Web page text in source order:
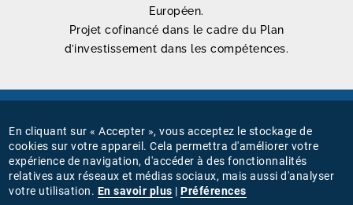
Européen.
Projet cofinancé dans le cadre du Plan
d’investissement dans les compétences.
MENU
PIED
Mentions légales
Connexion
Gestion des cookies
En cliquant sur « Accepter », vous acceptez le stockage de
cookies sur votre appareil. Cela permettra d'améliorer votre
expérience de navigation, d'accéder à des fonctionnalités
relatives aux réseaux et médias sociaux, mais aussi d'analyser
votre utilisation. En savoir plus |Préférences